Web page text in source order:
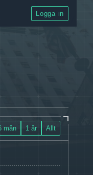
Logga in
mån 1 år Allt